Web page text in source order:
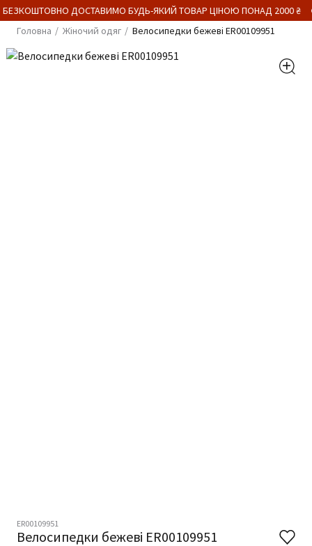
ДОСТАВИМО БУДЬ-ЯКИЙ ТОВАР ЦІНОЮ ПОНАД 2000 ₴
Головна
Жіночий одяг Велосипедки бежеві ER00109951
ER00109951
Велосипедки бежеві ER00109951